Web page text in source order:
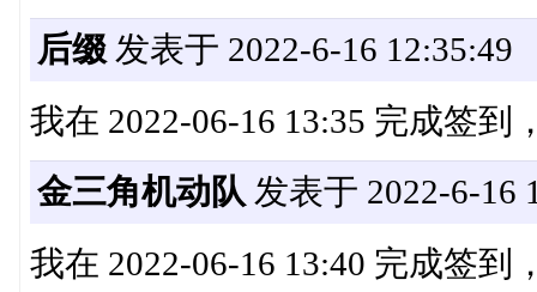
后缀发表于 2022-6-16 12:35:49
我在 2022-06-16 13:35 完成签到
金三角机动队 发表于 2022-6-16
我在 2022-06-16 13:40 完成签到